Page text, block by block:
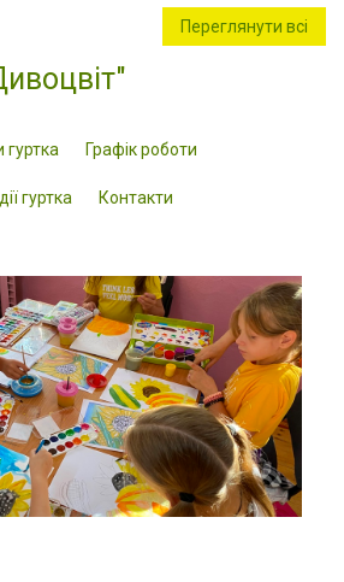
Переглянути всі
гуртка Графік роботи
гуртка Контакти